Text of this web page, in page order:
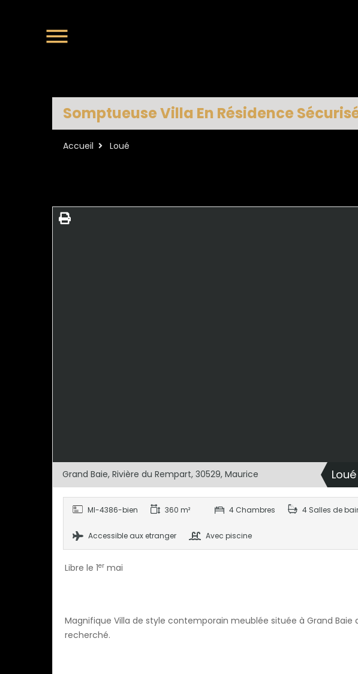
Somptueuse Villa En Résidence
Accueil Loué
Grand Baie, Rivière du Rempart, 30529, Maurice Loué
MI-4386-bien 360 m² 4 Chambres 4 Salles de
Accessible aux etranger Avec piscine
Libre le 1er mai
Magnifique Villa de style contemporain meublée située à Grand
recherché.